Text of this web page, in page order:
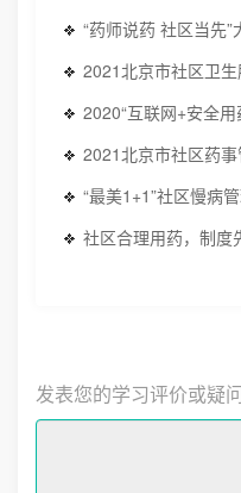
“药师说药 社区当先”
2020“互联网+安全用
“最美1+1”社区慢病
发表您的学习评价或疑问